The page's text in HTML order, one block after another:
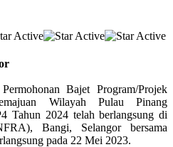
Bajet Program/Projek
Wilayah Pulau Pinang
Tahun 2024 telah berlangsung di
Bangi, Selangor bersama
pada 22 Mei 2023.